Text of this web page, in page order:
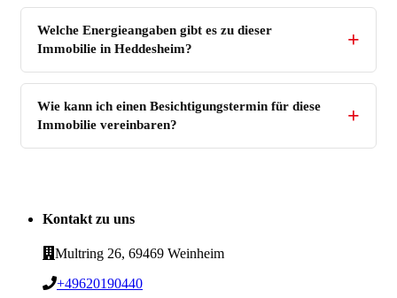
Welche Energieangaben gibt es zu dieser
Immobilie in Heddesheim?
Wie kann ich einen Besichtigungstermin für diese
Immobilie vereinbaren?
Kontakt zu uns
Multring 26, 69469 Weinheim
+49620190440